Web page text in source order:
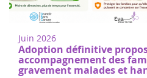
Juin 2026
Adoption définitive
accompagnement des
gravement malades et